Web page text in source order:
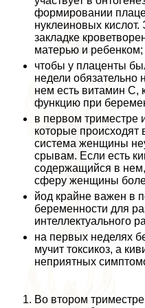
формировании
нуклеиновых
закладке
матерью и ребенком;
чтобы у плаценты
недели обязательно
нем есть витамин С,
функцию при
в первом триместре
которые
система женщины
срывам. Если есть
содержащийся в
сферу женщины
йод крайне важен в
беременности для
интеллектуального
на первых неделях
мучит токсикоз, а
неприятных
Во втором